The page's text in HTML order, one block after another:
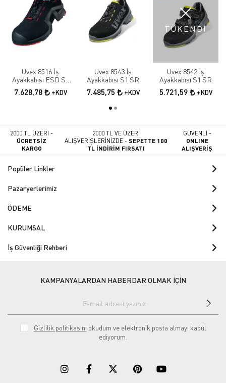
Uvex 8516 İş
Ayakkabısı ESD S3
SRC
7.628,78 +KDV
Uvex 8543 İş
Ayakkabısı S1 SR
7.485,75 +KDV
TÜKENDİ
Uvex 8542 İş
Ayakkabısı S1 SR
5.721,59 +KDV
2000 TL ÜZERİ -
ÜCRETSİZ
KARGO
2000 TL VE ÜZERİ
ALIŞVERİŞLERİNİZDE -SEPETTE 100
TL İNDİRİM FIRSATI
GÜVENLİ -
ONLINE
ALIŞVERİŞ
Popüler Linkler
Pazaryerlerimiz
ÖDEME
KURUMSAL
İş Güvenliği Rehberi
KAMPANYALARDAN HABERDAR OLMAK İÇİN
Gizlilik politikasını okudum ve elektronik posta almayı kabul
ediyorum.